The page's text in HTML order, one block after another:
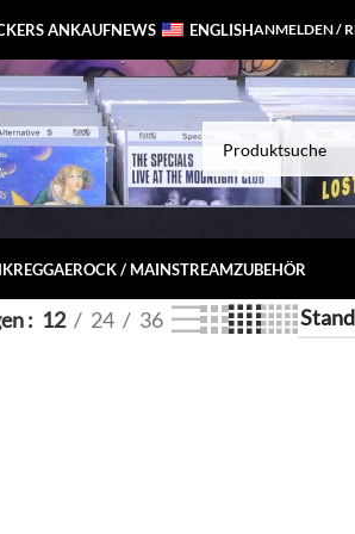
ANKAUFNEWS ENGLISHANMELDEN /
REGGAEROCK / MAINSTREAMZUBEHÖR
12 24 36